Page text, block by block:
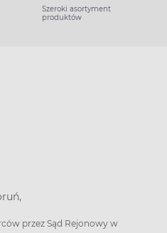
Szeroki asortyment
produktów
przez Sąd Rejonowy w